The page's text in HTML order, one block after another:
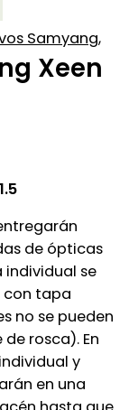
Samyang,
Xeen
de ópticas
individual se
con tapa
no se pueden
rosca). En
y
en una